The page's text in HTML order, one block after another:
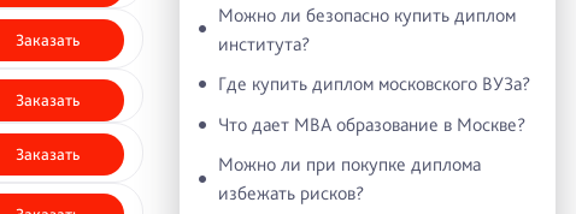
Заказать
Заказать
Заказать
Можно ли безопасно купить диплом
института?
Где купить диплом московского ВУЗа?
Что дает MBA образование в Москве?
Можно ли при покупке диплома
избежать рисков?